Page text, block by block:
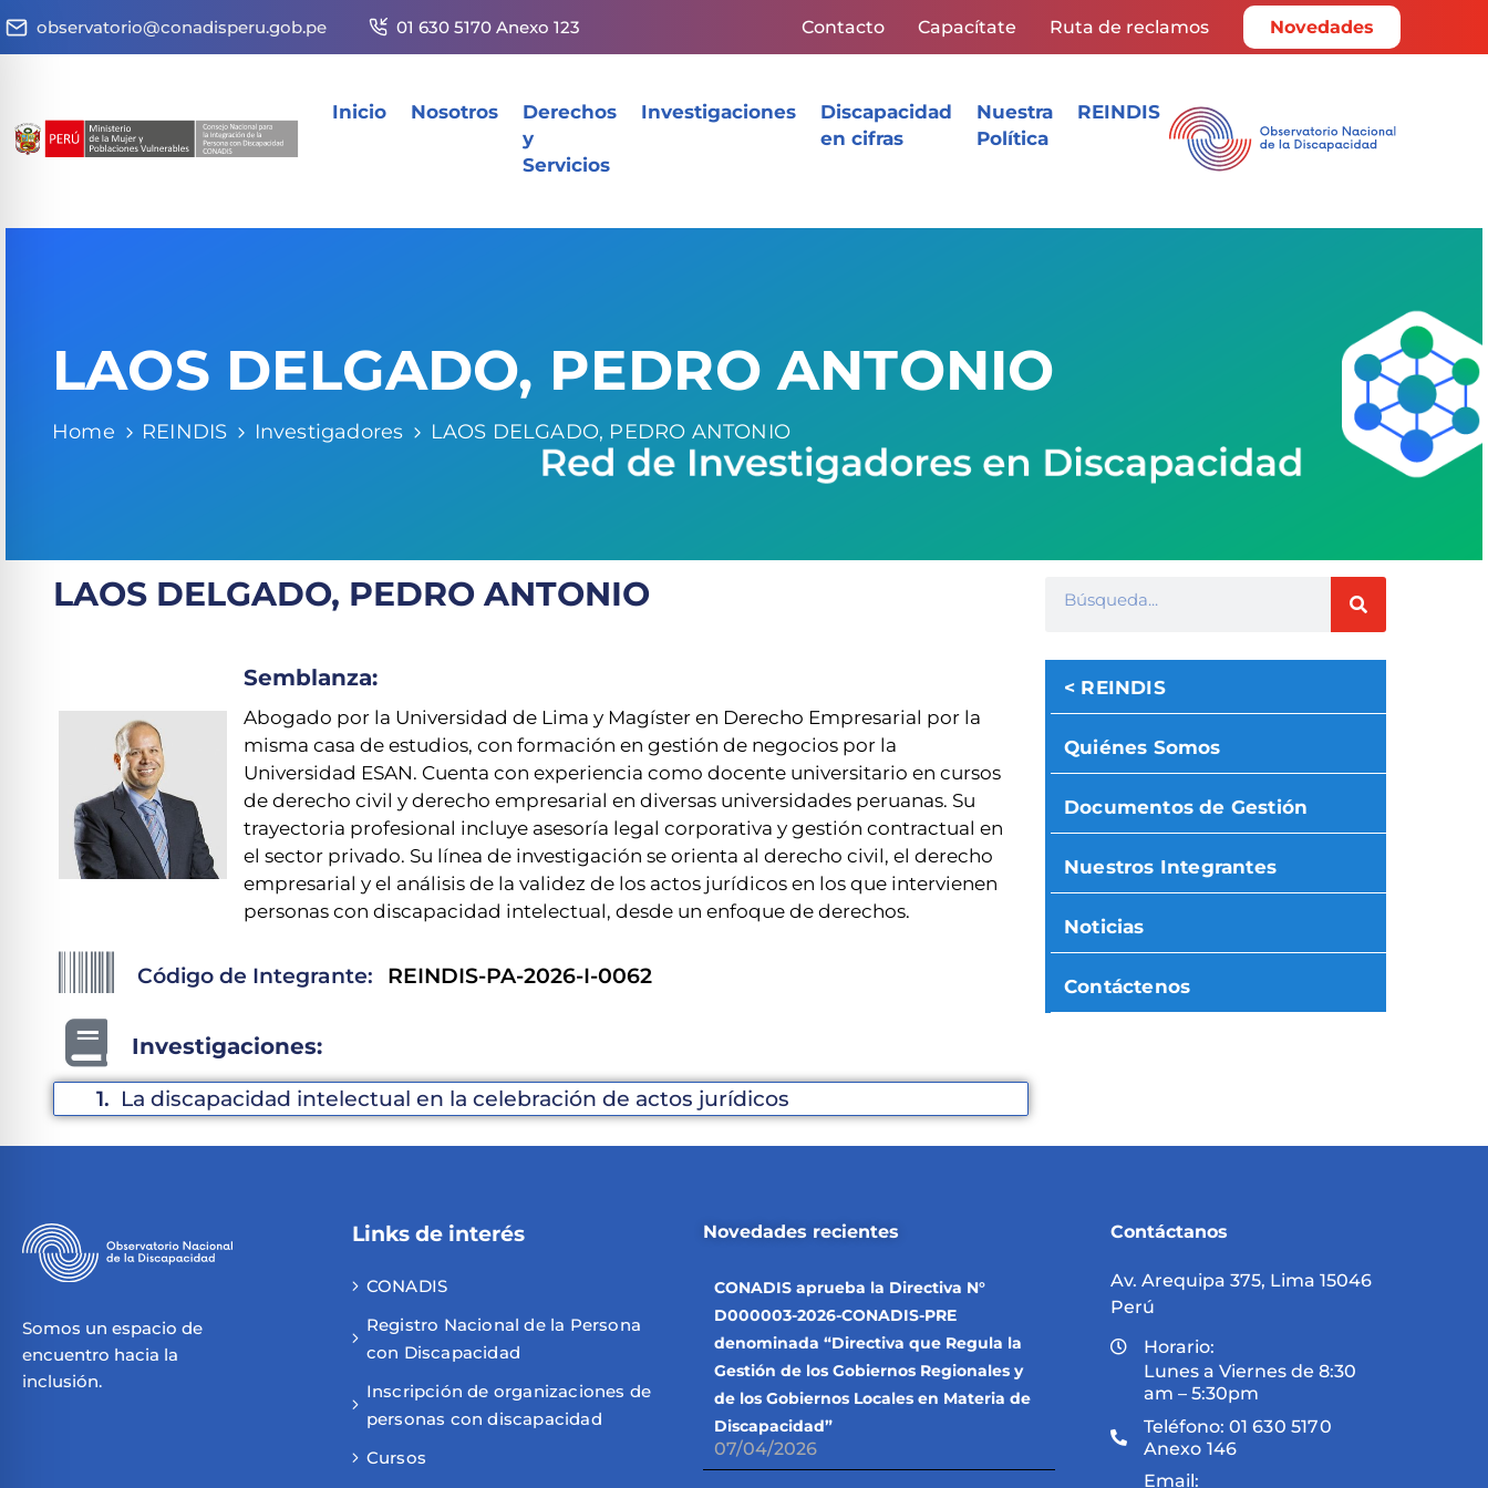
observatorio@conadisperu.gob.pe 01 630 5170 Anexo 123 Contacto Capacítate Ruta de reclamos Novedades
Inicio Nosotros
Derechos
y
Servicios
Investigaciones
Discapacidad
en cifras
Nuestra
Política
REINDIS
LAOS DELGADO, PEDRO ANTONIO
Home REINDIS Investigadores LAOS DELGADO, PEDRO ANTONIO
LAOS DELGADO, PEDRO ANTONIO
Semblanza:
Abogado por la Universidad de Lima y Magíster en Derecho Empresarial por la
misma casa de estudios, con formación en gestión de negocios por la
Universidad ESAN. Cuenta con experiencia como docente universitario en cursos
de derecho civil y derecho empresarial en diversas universidades peruanas. Su
trayectoria profesional incluye asesoría legal corporativa y gestión contractual en
el sector privado. Su línea de investigación se orienta al derecho civil, el derecho
empresarial y el análisis de la validez de los actos jurídicos en los que intervienen
personas con discapacidad intelectual, desde un enfoque de derechos.
Código de Integrante: REINDIS-PA-2026-I-0062
Investigaciones:
1. La discapacidad intelectual en la celebración de actos jurídicos
< REINDIS
Quiénes Somos
Documentos de Gestión
Nuestros Integrantes
Noticias
Contáctenos
Somos un espacio de
encuentro hacia la
inclusión.
Links de interés
CONADIS
Registro Nacional de la Persona
con Discapacidad
Inscripción de organizaciones de
personas con discapacidad
Cursos
Novedades recientes
CONADIS aprueba la Directiva N°
D000003-2026-CONADIS-PRE
denominada “Directiva que Regula la
Gestión de los Gobiernos Regionales y
de los Gobiernos Locales en Materia de
Discapacidad”
07/04/2026
Contáctanos
Av. Arequipa 375, Lima 15046
Perú
Horario:
Lunes a Viernes de 8:30
am – 5:30pm
Teléfono: 01 630 5170
Anexo 146
Email: